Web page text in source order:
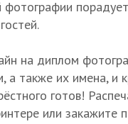
фотографии
на диплом
а также их имена, и
готов!
или закажите